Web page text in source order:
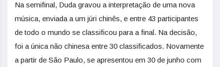
Na semifinal, Duda gravou a interpretação de uma nova
música, enviada a um júri chinês, e entre 43 participantes
de todo o mundo se classificou para a final. Na decisão,
foi a única não chinesa entre 30 classificados. Novamente
a partir de São Paulo, se apresentou em 30 de junho com